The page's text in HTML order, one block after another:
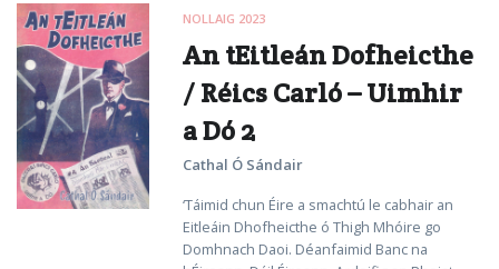
NOLLAIG 2023
An tEitleán Dofheicthe
/ Réics Carló – Uimhir
a Dó 2
Cathal Ó Sándair
‘Táimid chun Éire a smachtú le cabhair an
Eitleáin Dhofheicthe ó Thigh Mhóire go
Domhnach Daoi. Déanfaimid Banc na